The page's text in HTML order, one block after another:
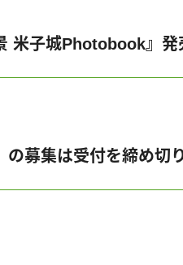
米子城Photobook』発
の募集は受付を締め切